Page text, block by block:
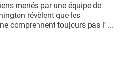
menés par une équipe de
révèlent que les
comprennent toujours pas l’ ...